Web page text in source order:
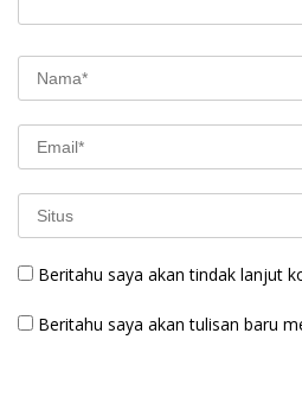
Beritahu saya akan tindak lanjut
Beritahu saya akan tulisan baru